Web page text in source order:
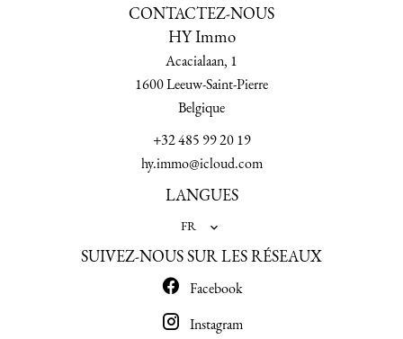
CONTACTEZ-NOUS
HY Immo
Acacialaan, 1
1600Leeuw-Saint-Pierre
Belgique
+32 485 99 20 19
hy.immo@icloud.com
LANGUES
FR
SUIVEZ-NOUS SUR LES RÉSEAUX
Facebook
Instagram